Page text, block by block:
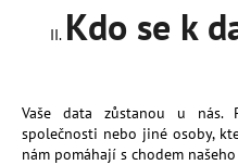
Kdo se k
Vaše data zůstanou u nás.
společnosti nebo jiné osoby,
nám pomáhají s chodem